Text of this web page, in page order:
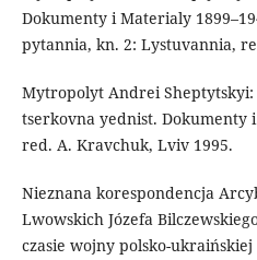
Dokumenty i Materialy
pytannia, kn. 2: Lystuvannia,
Mytropolyt Andrei
tserkovna yednist. Dokumenty
red. A. Kravchuk, Lviv 1995.
Nieznana korespondencja
Lwowskich Józefa
czasie wojny polsko-ukraińskiej